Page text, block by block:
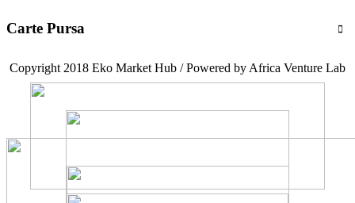
Carte Pursa
Copyright 2018 Eko Market Hub / Powered by Africa Venture Lab